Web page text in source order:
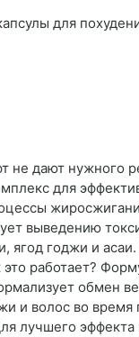
для
дают нужного
для
выведению
ягод годжи и
работает?
обмен
и волос во время
лучшего эффекта